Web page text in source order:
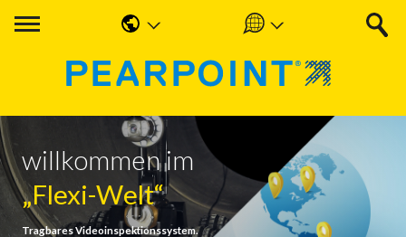
Americas
EMEA & APAC
English
Nederlands
Français
Español
willkommen im
„Flexi-Welt“
Tragbares Videoinspektionssystem.